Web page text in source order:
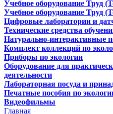
Учебное оборудование Труд
Учебное оборудование Труд
Цифровые лаборатории и
Технические средства
Натурально-интерактивные
Комплект коллекций по
Приборы по экологии
Оборудование для
деятельности
Лабораторная посуда и
Печатные пособия по
Видеофильмы
Главная